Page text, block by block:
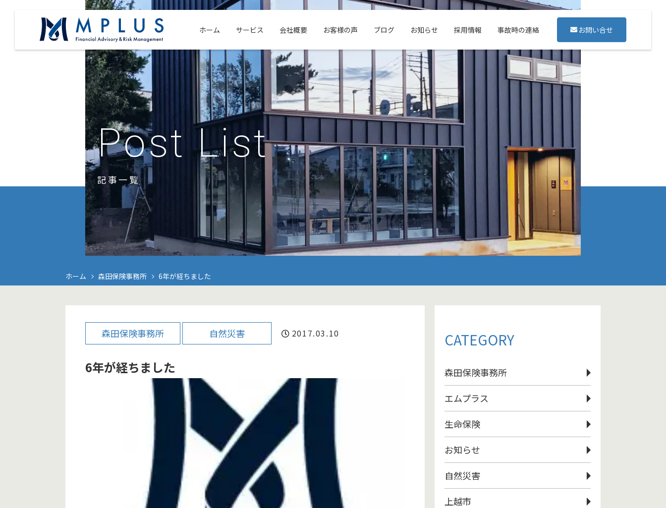
ホーム サービス 会社概要 お客様の声 ブログ お知らせ 採用情報 事故時の連絡 お問い合せ
Post List
記事一覧
ホーム 森田保険事務所 6年が経ちました
森田保険事務所 自然災害 2017.03.10
6年が経ちました
CATEGORY
森田保険事務所
エムプラス
生命保険
お知らせ
自然災害
上越市